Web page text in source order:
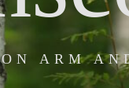
ARM